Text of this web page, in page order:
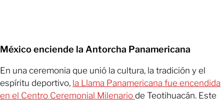
México enciende la Antorcha Panamericana
En una ceremonia que unió la cultura, la tradición y el
espíritu deportivo, la Llama Panamericana fue encendida
en el Centro Ceremonial Milenario de Teotihuacán. Este